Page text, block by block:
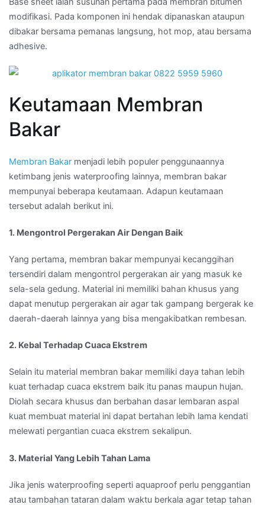
modifikasi. Pada komponen ini hendak dipanaskan ataupun
dibakar bersama pemanas langsung, hot mop, atau bersama
adhesive.
Keutamaan Membran
Bakar
Membran Bakar menjadi lebih populer penggunaannya
ketimbang jenis waterproofing lainnya, membran bakar
mempunyai beberapa keutamaan. Adapun keutamaan
tersebut adalah berikut ini.
1. Mengontrol Pergerakan Air Dengan Baik
Yang pertama, membran bakar mempunyai kecanggihan
tersendiri dalam mengontrol pergerakan air yang masuk ke
sela-sela gedung. Material ini memiliki bahan khusus yang
dapat menutup pergerakan air agar tak gampang bergerak ke
daerah-daerah lainnya yang bisa mengakibatkan rembesan.
2. Kebal Terhadap Cuaca Ekstrem
Selain itu material membran bakar memiliki daya tahan lebih
kuat terhadap cuaca ekstrem baik itu panas maupun hujan.
Diolah secara khusus dan berbahan dasar lembaran aspal
kuat membuat material ini dapat bertahan lebih lama kendati
melewati pergantian cuaca ekstrem sekalipun.
3. Material Yang Lebih Tahan Lama
Jika jenis waterproofing seperti aquaproof perlu penggantian
atau tambahan tataran dalam waktu berkala agar tetap tahan